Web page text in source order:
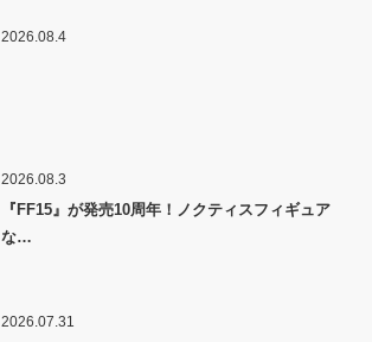
2026.08.4
2026.08.3
『FF15』が発売10周年！ノクティスフィギュア
な…
2026.07.31